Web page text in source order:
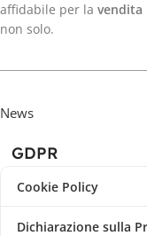
affidabile per la vendita
non solo.
News
GDPR
Cookie Policy
Dichiarazione sulla